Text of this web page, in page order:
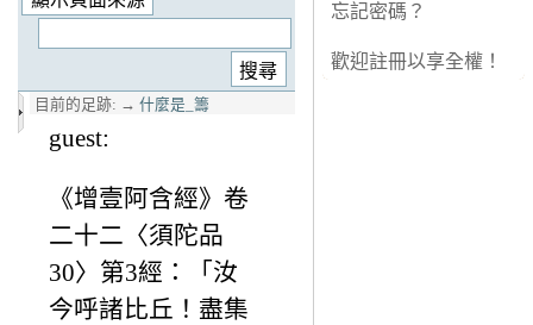
目前的足跡: → 什麼是_籌
guest:
《增壹阿含經》卷
二十二〈須陀品
30〉第3經：「汝
今呼諸比丘！盡集
忘記密碼？
歡迎註冊以享全權！